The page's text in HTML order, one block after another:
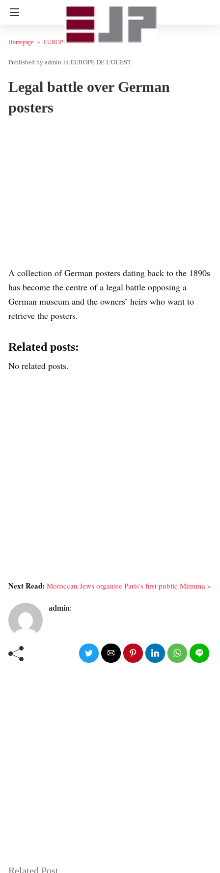
Homepage EUROPE DE L'OUEST
admin in EUROPE DE L'OUEST
Legal battle over German
posters
A collection of German posters dating back to the 1890s
has become the centre of a legal battle opposing a
German museum and the owners’ heirs who want to
retrieve the posters.
Related posts:
No related posts.
Next Read: Moroccan Jews organise Paris’s first public Mimuna »
admin:
Related Post